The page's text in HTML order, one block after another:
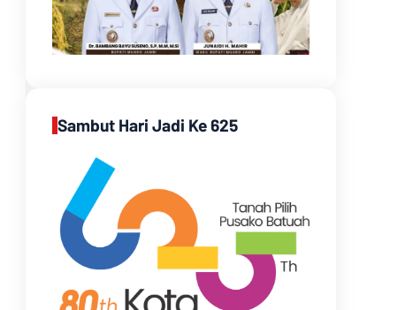
Sambut Hari Jadi Ke 625